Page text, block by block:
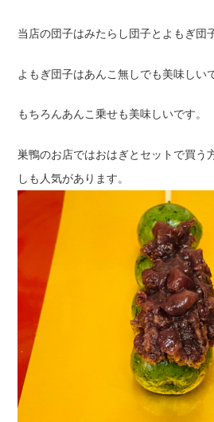
当店の団子はみたらし団子とよもぎ団
よもぎ団子はあんこ無しでも美味しい
もちろんあんこ乗せも美味しいです。
巣鴨のお店ではおはぎとセットで買う
しも人気があります。